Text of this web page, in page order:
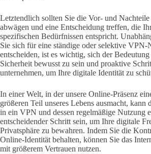
Letztendlich sollten Sie die Vor- und
abwägen und eine Entscheidung treffen, die
spezifischen Bedürfnissen entspricht.
Sie sich für eine ständige oder selektive VPN-
entscheiden, ist es wichtig, sich der
Sicherheit bewusst zu sein und proaktive
unternehmen, um Ihre digitale Identität zu
In einer Welt, in der unsere Online-Präsenz
größeren Teil unseres Lebens ausmacht, kann
in ein VPN und dessen regelmäßige Nutzung
entscheidender Schritt sein, um Ihre digitale
Privatsphäre zu bewahren. Indem Sie die
Online-Identität behalten, können Sie das
mit größerem Vertrauen nutzen.